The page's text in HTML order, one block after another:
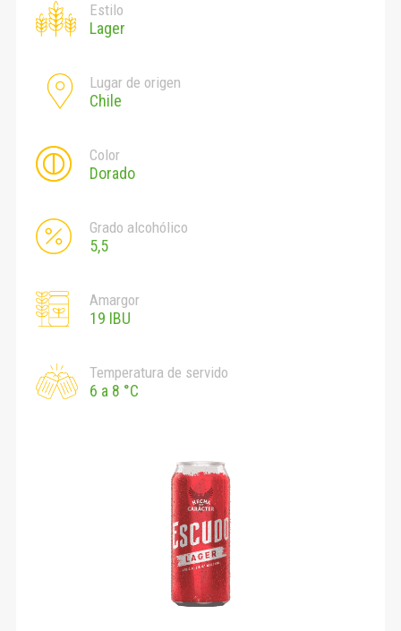
Estilo
Lager
Lugar de origen
Chile
Color
Dorado
Grado alcohólico
5,5
Amargor
19 IBU
Temperatura de servido
6 a 8 °C